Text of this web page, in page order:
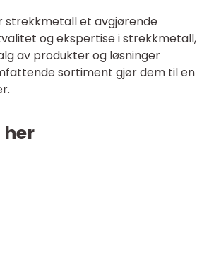
strekkmetall et avgjørende
og ekspertise i strekkmetall,
av produkter og løsninger
sortiment gjør dem til en
her